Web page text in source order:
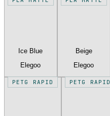
Ice Blue
Elegoo
Beige
Elegoo
PETG RAPID PETG RAPID